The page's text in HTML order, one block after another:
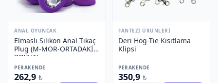
ANAL OYUNCAK
Elmaslı Silikon Anal Tıkaç
Plug (M-MOR-ORTADAKİ
BOYUT)
PERAKENDE
262,9 ₺
FANTEZI ÜRÜNLERI
Deri Hog-Tie Kısıtlama
Klipsi
PERAKENDE
350,9 ₺